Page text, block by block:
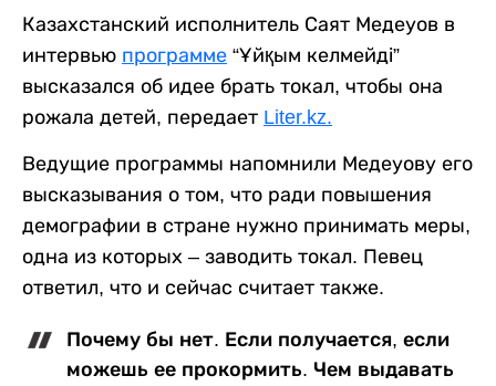
Казахстанский исполнитель Саят Медеуов в
интервью программе “Ұйқым келмейді”
высказался об идее брать токал, чтобы она
рожала детей, передает Liter.kz.
Ведущие программы напомнили Медеуову его
высказывания о том, что ради повышения
демографии в стране нужно принимать меры,
одна из которых – заводить токал. Певец
ответил, что и сейчас считает также.
Почему бы нет. Если получается, если
можешь ее прокормить. Чем выдавать